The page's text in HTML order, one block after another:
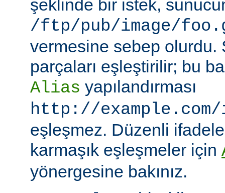
şeklinde bir istek,
/ftp/pub/image/
vermesine sebep olurdu.
parçaları eşleştirilir; bu
Alias yapılandırması
http://
eşleşmez. Düzenli
karmaşık eşleşmeler için
yönergesine bakınız.